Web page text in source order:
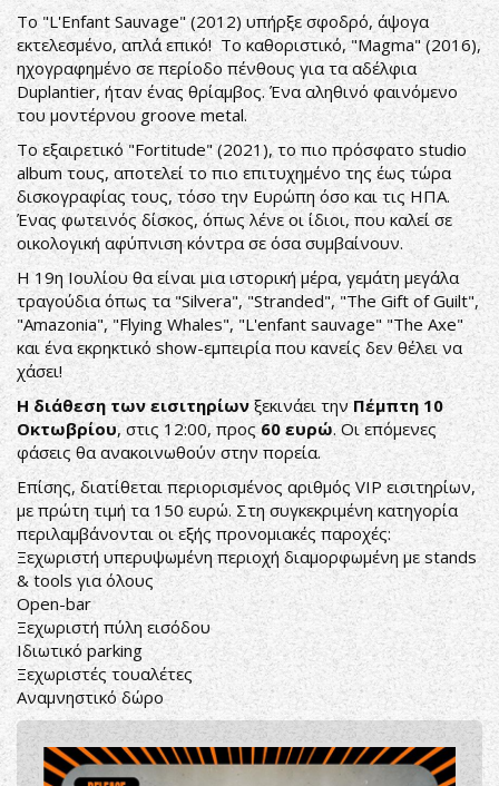
Το "L'Enfant Sauvage" (2012) υπήρξε σφοδρό, άψογα
εκτελεσμένο, απλά επικό! Το καθοριστικό, "Magma" (2016),
ηχογραφημένο σε περίοδο πένθους για τα αδέλφια
Duplantier, ήταν ένας θρίαμβος. Ένα αληθινό φαινόμενο
του μοντέρνου groove metal.
Το εξαιρετικό "Fortitude" (2021), το πιο πρόσφατο studio
album τους, αποτελεί το πιο επιτυχημένο της έως τώρα
δισκογραφίας τους, τόσο την Ευρώπη όσο και τις ΗΠΑ.
Ένας φωτεινός δίσκος, όπως λένε οι ίδιοι, που καλεί σε
οικολογική αφύπνιση κόντρα σε όσα συμβαίνουν.
Η 19η Ιουλίου θα είναι μια ιστορική μέρα, γεμάτη μεγάλα
τραγούδια όπως τα "Silvera", "Stranded", "The Gift of Guilt",
"Amazonia", "Flying Whales", "L'enfant sauvage" "The Axe"
και ένα εκρηκτικό show-εμπειρία που κανείς δεν θέλει να
χάσει!
Η διάθεση των εισιτηρίων ξεκινάει τηνΠέμπτη 10
Οκτωβρίου, στις 12:00, προς60 ευρώ. Οι επόμενες
φάσεις θα ανακοινωθούν στην πορεία.
Επίσης, διατίθεται περιορισμένος αριθμός VIP εισιτηρίων,
με πρώτη τιμή τα 150 ευρώ. Στη συγκεκριμένη κατηγορία
περιλαμβάνονται οι εξής προνομιακές παροχές:
Ξεχωριστή υπερυψωμένη περιοχή διαμορφωμένη με stands
& tools για όλους
Open-bar
Ξεχωριστή πύλη εισόδου
Ιδιωτικό parking
Ξεχωριστές τουαλέτες
Αναμνηστικό δώρο